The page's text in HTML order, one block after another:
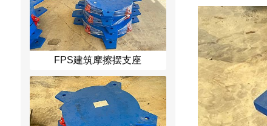
FPS建筑摩擦摆支座